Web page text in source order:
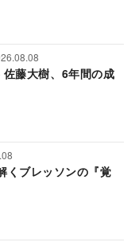
藤大樹、6年間の成
くブレッソンの『覚